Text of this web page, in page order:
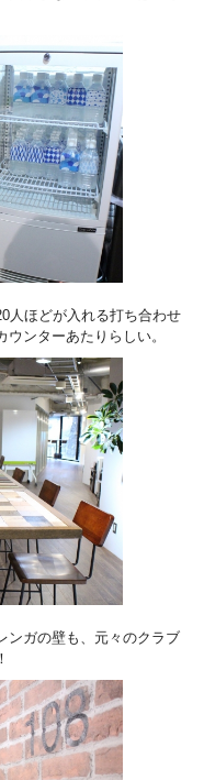
人ほどが入れる打ち合わせ
ンターあたりらしい。
ンガの壁も、元々のクラブ